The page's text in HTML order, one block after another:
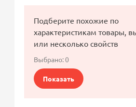
Подберите похожие по
характеристикам товары,
или несколько свойств
Выбрано:0
Показать